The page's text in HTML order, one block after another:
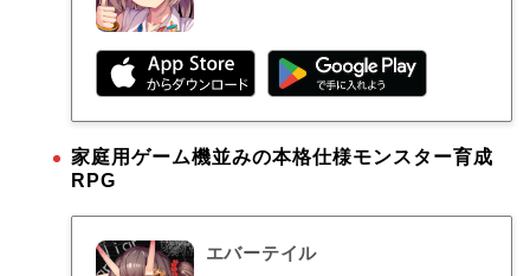
家庭用ゲーム機並みの本格仕様モンスター育成
RPG
エバーテイル